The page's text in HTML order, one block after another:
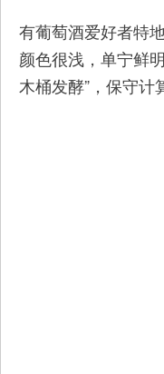
有葡萄酒爱好者特
颜色很浅，单宁鲜
木桶发酵”，保守计